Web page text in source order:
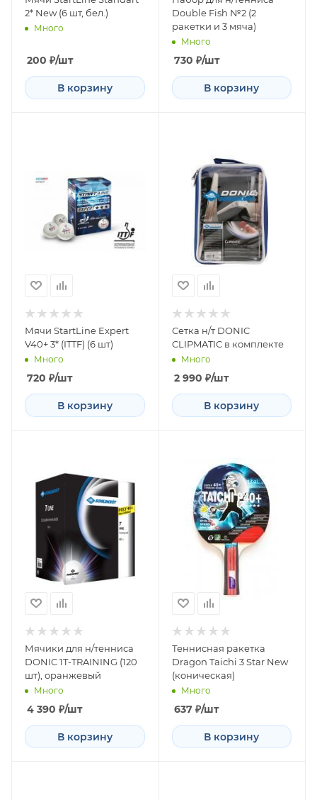
2* New (6 шт, бел.)
Много
200 ₽/шт
В корзину
Double Fish №2 (2
ракетки и 3 мяча)
Много
730 ₽/шт
В корзину
Мячи StartLine Expert
V40+ 3* (ITTF) (6 шт)
Много
720 ₽/шт
В корзину
Сетка н/т DONIC
CLIPMATIC в комплекте
Много
2 990 ₽/шт
В корзину
Мячики для н/тенниса
DONIC 1T-TRAINING (120
шт), оранжевый
Много
4 390 ₽/шт
В корзину
Теннисная ракетка
Dragon Taichi 3 Star New
(коническая)
Много
637₽/шт
В корзину